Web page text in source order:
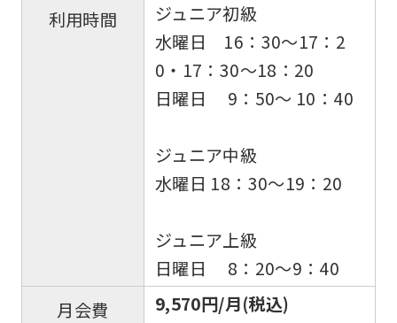
利用時間
ジュニア初級
水曜日 16：30〜17：2
0・17：30〜18：20
日曜日 9：50〜 10：40
ジュニア中級
水曜日 18：30～19：20
ジュニア上級
日曜日 8：20～9：40
月会費
9,570円/月(税込)